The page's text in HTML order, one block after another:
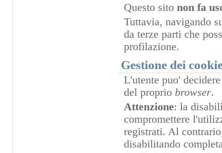
Questo sitonon fa
Tuttavia, navigando
da terze parti che
profilazione.
Gestione dei
L'utente puo'
del proprio browser.
Attenzione: la
compromettere
registrati. Al
disabilitando